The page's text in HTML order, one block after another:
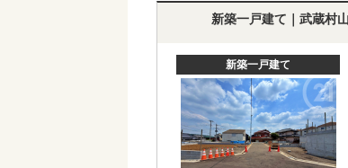
北・六道山公園」徒歩5分◆
新築一戸建て｜武蔵村
新築一戸建て